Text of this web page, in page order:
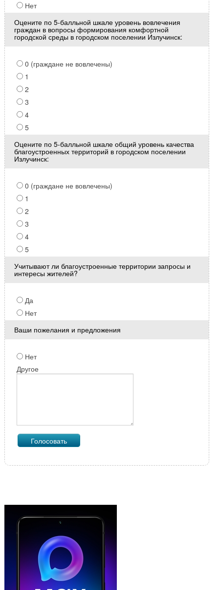
Нет
Оцените по 5-балльной шкале уровень вовлечения
граждан в вопросы формирования комфортной
городской среды в городском поселении Излучинск:
0 (граждане не вовлечены)
1
2
3
4
5
Оцените по 5-балльной шкале общий уровень качества
благоустроенных территорий в городском поселении
Излучинск:
0 (граждане не вовлечены)
1
2
3
4
5
Учитывают ли благоустроенные территории запросы и
интересы жителей?
Да
Нет
Ваши пожелания и предложения
Нет
Другое